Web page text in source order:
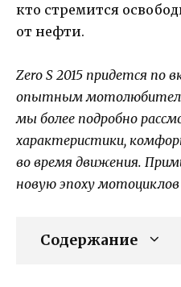
кто стремится
от нефти.
Zero S 2015 придется по
опытным
мы более подробно
характеристики,
во время движения.
новую эпоху мотоциклов
Содержание